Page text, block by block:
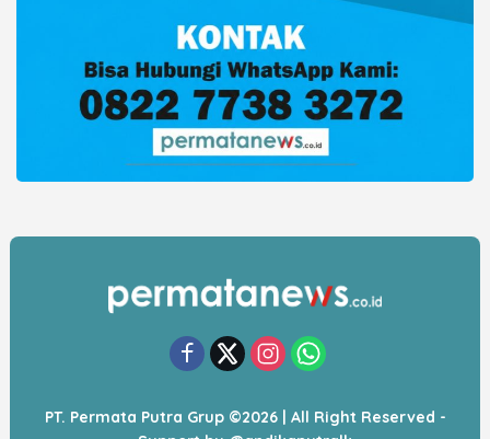
PT. Permata Putra Grup ©2026 | All Right Reserved -